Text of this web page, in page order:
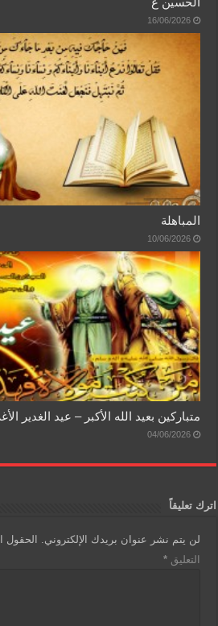
16/06/2026
المباهلة
10/06/2026
متباركين بعيد الله الأكبر – عيد الغدير
04/06/2026
اترك تعليقاً
لن يتم نشر عنوان بريدك الإلكتروني. الحقول
التعليق*